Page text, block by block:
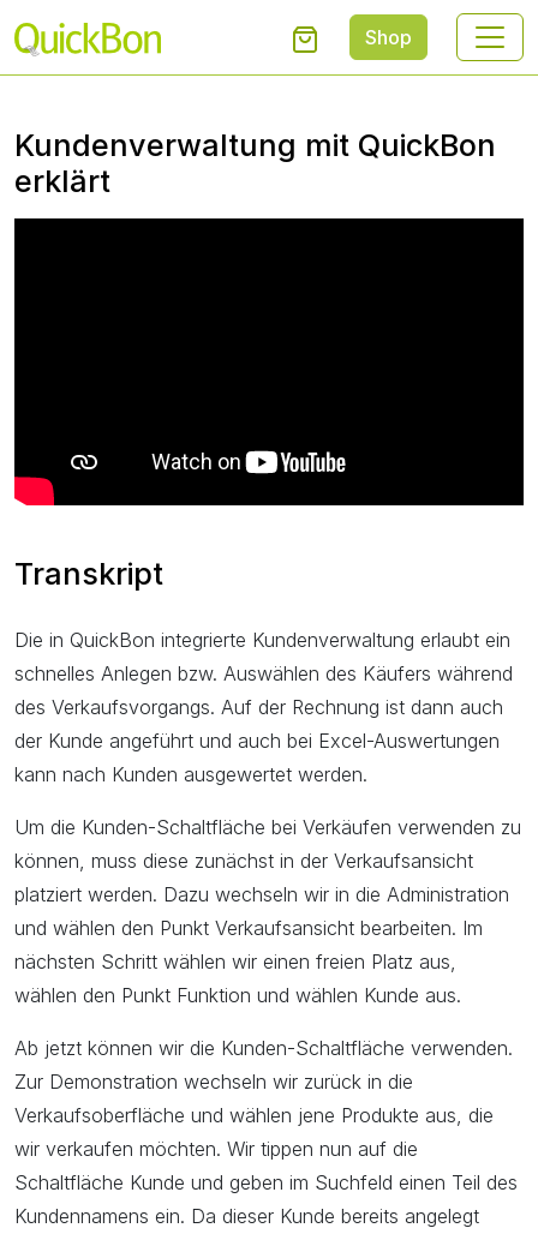
Shop
Kundenverwaltung mit QuickBon
erklärt
Transkript
Die in QuickBon integrierte Kundenverwaltung erlaubt ein
schnelles Anlegen bzw. Auswählen des Käufers während
des Verkaufsvorgangs. Auf der Rechnung ist dann auch
der Kunde angeführt und auch bei Excel-Auswertungen
kann nach Kunden ausgewertet werden.
Um die Kunden-Schaltfläche bei Verkäufen verwenden zu
können, muss diese zunächst in der Verkaufsansicht
platziert werden. Dazu wechseln wir in die Administration
und wählen den Punkt Verkaufsansicht bearbeiten. Im
nächsten Schritt wählen wir einen freien Platz aus,
wählen den Punkt Funktion und wählen Kunde aus.
Ab jetzt können wir die Kunden-Schaltfläche verwenden.
Zur Demonstration wechseln wir zurück in die
Verkaufsoberfläche und wählen jene Produkte aus, die
wir verkaufen möchten. Wir tippen nun auf die
Schaltfläche Kunde und geben im Suchfeld einen Teil des
Kundennamens ein. Da dieser Kunde bereits angelegt